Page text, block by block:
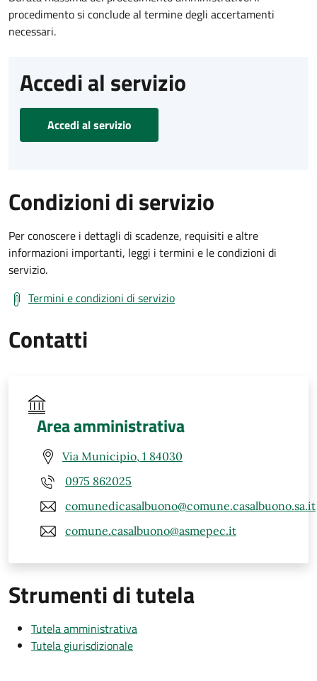
procedimento si conclude al termine degli accertamenti
necessari.
Accedi al servizio
Accedi al servizio
Condizioni di servizio
Per conoscere i dettagli di scadenze, requisiti e altre
informazioni importanti, leggi i termini e le condizioni di
servizio.
Termini e condizioni di servizio
Contatti
Area amministrativa
Via Municipio, 1 84030
0975 862025
comunedicasalbuono@comune.casalbuono.sa.it
comune.casalbuono@asmepec.it
Strumenti di tutela
Tutela amministrativa
Tutela giurisdizionale